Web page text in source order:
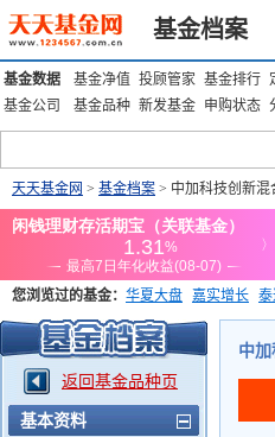
基金档案
基金数据 基金净值 投顾管家 基金排行
基金公司
基金品种 新发基金 申购状态
天天基金网 > 基金档案 > 中加科技创新混
您浏览过的基金： 华夏大盘 嘉实增长
添富优势 华安宏利 上证180价值ETF
返回基金品种页
基本资料
中